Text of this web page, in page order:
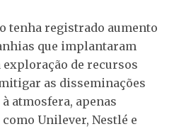
tenha registrado aumento
que implantaram
de recursos
as disseminações
atmosfera, apenas
Unilever, Nestlé e